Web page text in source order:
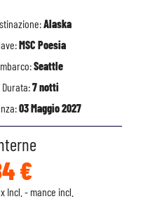
Alaska
MSC Poesia
Seattle
Durata:7 notti
03 Maggio 2027
€
Incl. - mance incl.